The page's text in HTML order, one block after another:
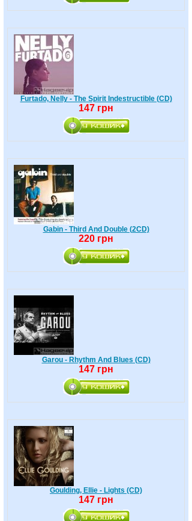
Furtado, Nelly - The Spirit Indestructible (CD)
147 грн
Gabin - Third And Double (2CD)
220 грн
Garou - Rhythm And Blues (CD)
147 грн
Goulding, Ellie - Lights (CD)
147 грн